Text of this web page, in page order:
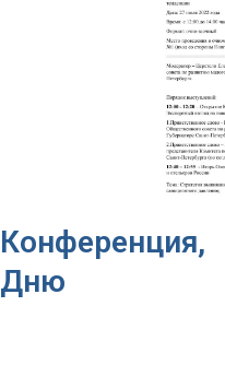
Конференция,
Дню